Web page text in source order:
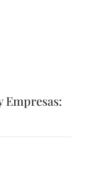
Empresas: